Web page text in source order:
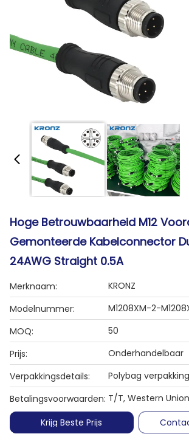
Hoge Betrouwbaarheid M12
Gemonteerde Kabelconnector
24AWG Straight 0.5A
Merknaam:
KRONZ
Modelnummer:
M1208XM-2-
MOQ:
50
Prijs:
Onderhandelbaar
Verpakkingsdetails:
Polybag verpakking
Betalingsvoorwaarden: T/T, Western
Krijg Beste Prijs